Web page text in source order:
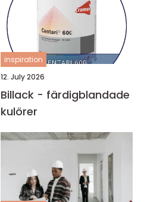
inspiration
12. July 2026
Billack - färdigblandade
kulörer